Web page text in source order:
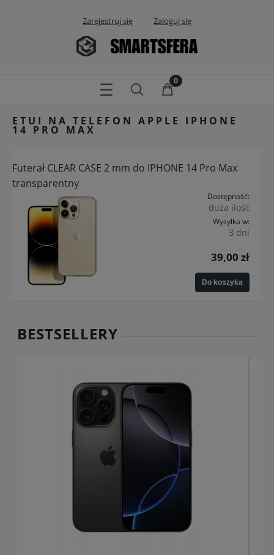
Zarejestruj się Zaloguj się
ETUI NA TELEFON APPLE IPHONE
14 PRO MAX
Futerał CLEAR CASE 2 mm do IPHONE 14 Pro Max
transparentny
Dostępność:
duża ilość
Wysyłka w:
3 dni
39,00 zł
Do koszyka
BESTSELLERY